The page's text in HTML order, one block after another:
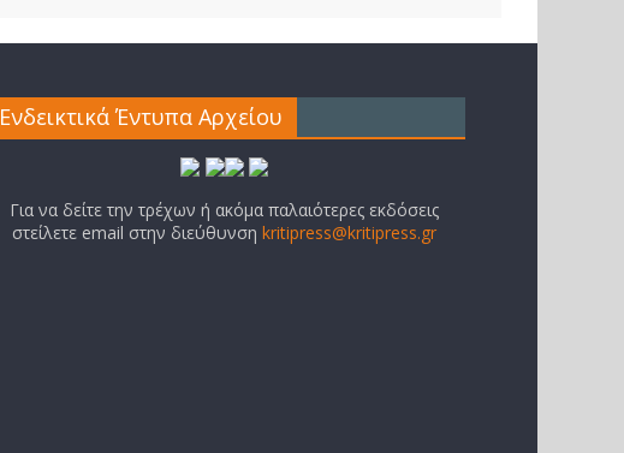
Ενδεικτικά Έντυπα Αρχείου
Για να δείτε την τρέχων ή ακόμα παλαιότερες εκδόσεις
στείλετε email στην διεύθυνσηkritipress@kritipress.gr